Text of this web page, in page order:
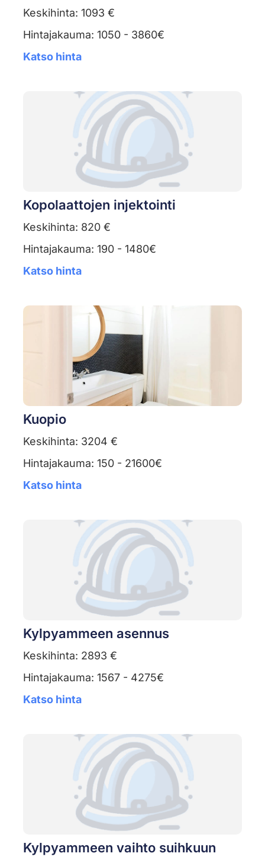
Keskihinta: 1093 €
Hintajakauma: 1050 - 3860€
Katso hinta
Kopolaattojen injektointi
Keskihinta: 820 €
Hintajakauma: 190 - 1480€
Katso hinta
Kuopio
Keskihinta: 3204 €
Hintajakauma: 150 - 21600€
Katso hinta
Kylpyammeen asennus
Keskihinta: 2893 €
Hintajakauma: 1567 - 4275€
Katso hinta
Kylpyammeen vaihto suihkuun